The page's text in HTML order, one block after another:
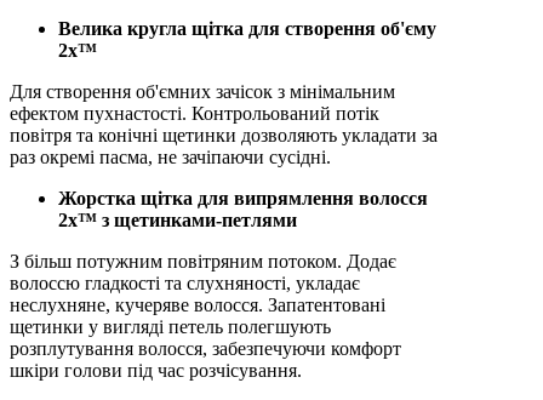
Велика кругла щітка для створення об'єму
2x™
Для створення об'ємних зачісок з мінімальним
ефектом пухнастості. Контрольований потік
повітря та конічні щетинки дозволяють укладати за
раз окремі пасма, не зачіпаючи сусідні.
Жорстка щітка для випрямлення волосся
2x™ з щетинками-петлями
З більш потужним повітряним потоком. Додає
волоссю гладкості та слухняності, укладає
неслухняне, кучеряве волосся. Запатентовані
щетинки у вигляді петель полегшують
розплутування волосся, забезпечуючи комфорт
шкіри голови під час розчісування.